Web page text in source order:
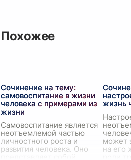
Похожее
Сочинение на тему:
самовоспитание в жизни
человека с примерами из
жизни
Самовоспитание является
неотъемлемой частью
личностного роста и
развития человека. Оно
жизнь
может
на его